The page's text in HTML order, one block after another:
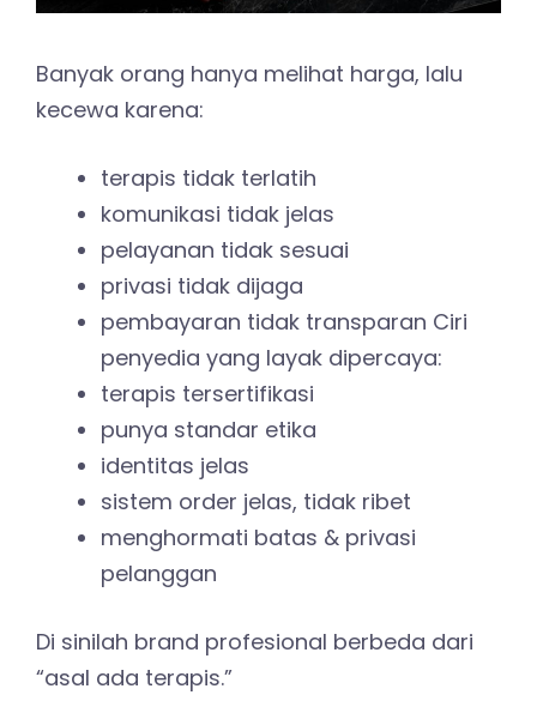
Banyak orang hanya melihat harga, lalu
kecewa karena:
terapis tidak terlatih
komunikasi tidak jelas
pelayanan tidak sesuai
privasi tidak dijaga
pembayaran tidak transparan Ciri
penyedia yang layak dipercaya:
terapis tersertifikasi
punya standar etika
identitas jelas
sistem order jelas, tidak ribet
menghormati batas & privasi
pelanggan
Di sinilah brand profesional berbeda dari
“asal ada terapis.”